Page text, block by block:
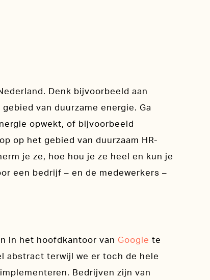
Denk bijvoorbeeld aan
van duurzame energie. Ga
opwekt, of bijvoorbeeld
op het gebied van duurzaam HR-
je ze, hoe hou je ze heel en kun je
een bedrijf – en de medewerkers –
in het hoofdkantoor van Google te
abstract terwijl we er toch de hele
Bedrijven zijn van